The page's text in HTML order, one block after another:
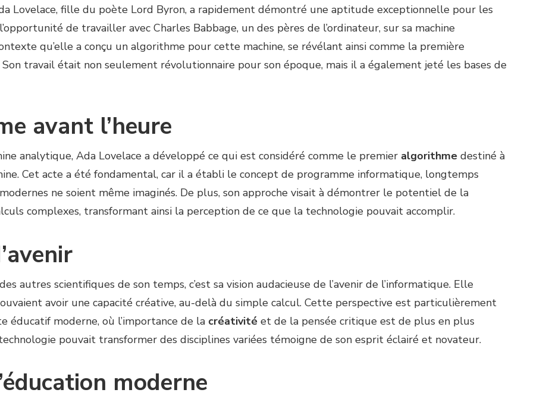
Lovelace, fille du poète Lord Byron, a rapidement démontré une aptitude exceptionnelle pour les
de travailler avec Charles Babbage, un des pères de l’ordinateur, sur sa machine
qu’elle a conçu un algorithme pour cette machine, se révélant ainsi comme la première
travail était non seulement révolutionnaire pour son époque, mais il a également jeté les bases de
avant l’heure
analytique, Ada Lovelace a développé ce qui est considéré comme le premier algorithme destiné à
Cet acte a été fondamental, car il a établi le concept de programme informatique, longtemps
ne soient même imaginés. De plus, son approche visait à démontrer le potentiel de la
complexes, transformant ainsi la perception de ce que la technologie pouvait accomplir.
autres scientifiques de son temps, c’est sa vision audacieuse de l’avenir de l’informatique. Elle
avoir une capacité créative, au-delà du simple calcul. Cette perspective est particulièrement
éducatif moderne, où l’importance de la créativité et de la pensée critique est de plus en plus
pouvait transformer des disciplines variées témoigne de son esprit éclairé et novateur.
moderne